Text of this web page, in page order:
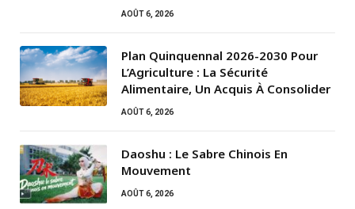
AOÛT 6, 2026
Plan Quinquennal 2026-2030 Pour
L’Agriculture : La Sécurité
Alimentaire, Un Acquis À Consolider
AOÛT 6, 2026
Daoshu : Le Sabre Chinois En
Mouvement
AOÛT 6, 2026